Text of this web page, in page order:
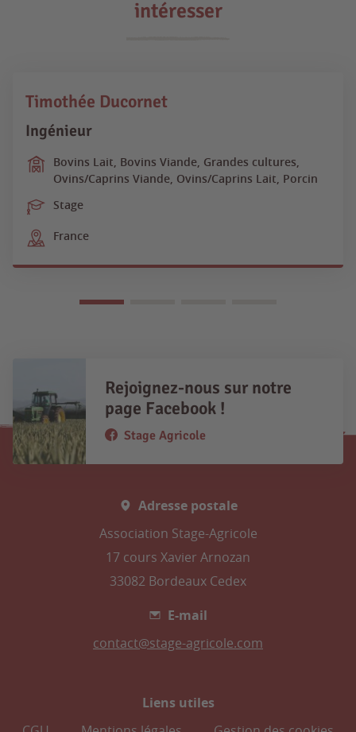
intéresser
Timothée Ducornet
Ingénieur
Bovins Lait, Bovins Viande, Grandes cultures,
Ovins/Caprins Viande, Ovins/Caprins Lait, Porcin
Stage
France
Rejoignez-nous sur notre
page Facebook !
Stage Agricole
Adresse postale
Association Stage-Agricole
17 cours Xavier Arnozan
33082 Bordeaux Cedex
E-mail
contact@stage-agricole.com
Liens utiles